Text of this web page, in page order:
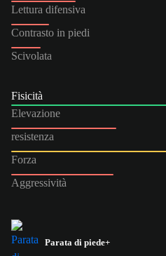
Lettura difensiva
Contrasto in piedi
Scivolata
Fisicità
Elevazione
resistenza
Forza
Aggressività
Parata di piede+